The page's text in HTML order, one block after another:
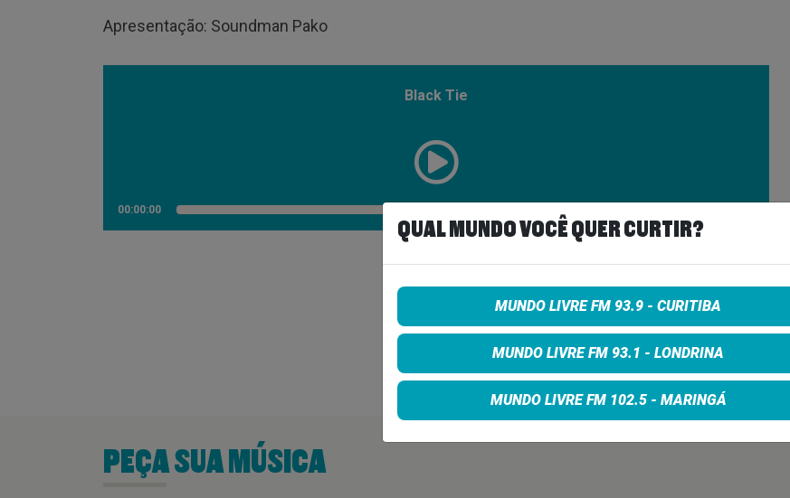
Apresentação: Soundman Pako
Black Tie
00:00:00
PEÇA SUA MÚSICA
QUAL MUNDO VOCÊ QUER CURTIR?
MUNDO LIVRE FM 93.9 - CURITIBA
MUNDO LIVRE FM 93.1 - LONDRINA
MUNDO LIVRE FM 102.5 - MARINGÁ